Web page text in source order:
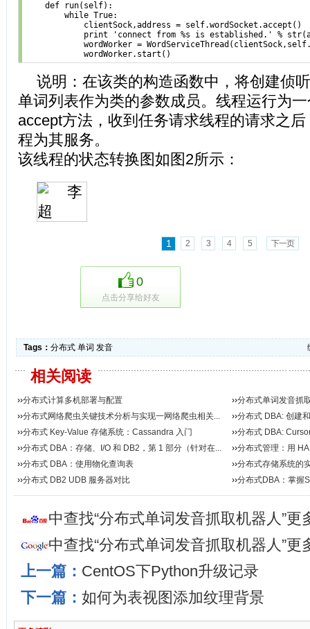
    def run(self):
        while True:
            clientSock,address = self.wordSocket.accept()
print 'connect from %s is established.' %
wordWorker =
            wordWorker.start()
说明：在该类的构造函数中，将创建侦
单词列表作为类的参数成员。线程运行为
accept方法，收到任务请求线程的请求之
程为其服务。
该线程的状态转换图如图2所示：
1 2 3 4 5 下一页
0
点击分享给好友
Tags： 分布式 单词 发音
相关阅读
››分布式计算多机部署与配置 ››分布式单词发音抓
››分布式网络爬虫关键技术分析与实现一网络爬虫相关... ››分布式 DBA: 创建
››分布式 Key-Value 存储系统：Cassandra 入门 ››分布式 DBA:
››分布式 DBA：存储、I/O 和 DB2，第 1 部分（针对在... ››分布式管理：用
››分布式 DBA：使用物化查询表 ››分布式存储系统的
››分布式 DB2 UDB 服务器对比 ››分布式DBA：掌握
中查找“分布式单词发音抓取机器人”更
中查找“分布式单词发音抓取机器人”更
上一篇： CentOS下Python升级记录
下一篇： 如何为表视图添加纹理背景